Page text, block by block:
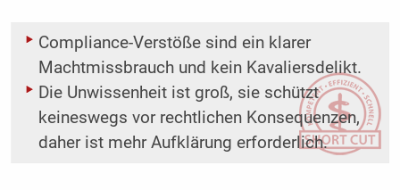
Compliance-Verstöße sind ein klarer
Machtmissbrauch und kein Kavaliersdelikt.
Die Unwissenheit ist groß, sie schützt
keineswegs vor rechtlichen Konsequenzen,
daher ist mehr Aufklärung erforderlich.